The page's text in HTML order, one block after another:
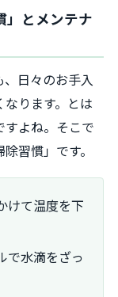
」とメンテナ
日々のお手入
ります。とは
すよね。そこで
習慣」です。
けて温度を下
で水滴をざっ